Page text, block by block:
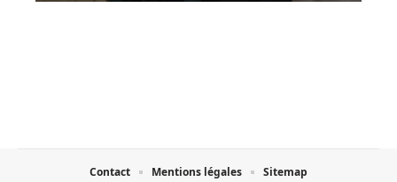
Contact Mentions légales Sitemap